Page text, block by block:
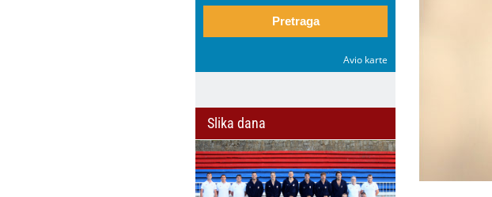
Pretraga
Avio karte
Slika dana